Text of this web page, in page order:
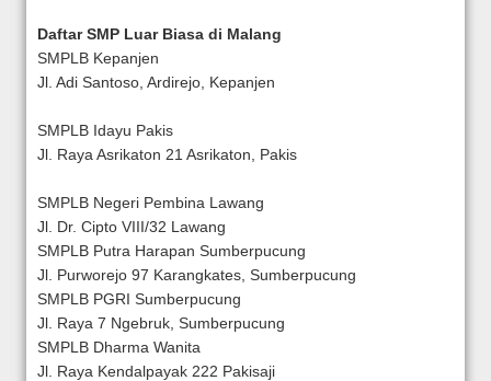
Daftar SMP Luar Biasa di Malang
SMPLB Kepanjen
Jl. Adi Santoso, Ardirejo, Kepanjen
SMPLB Idayu Pakis
Jl. Raya Asrikaton 21 Asrikaton, Pakis
SMPLB Negeri Pembina Lawang
Jl. Dr. Cipto VIII/32 Lawang
SMPLB Putra Harapan Sumberpucung
Jl. Purworejo 97 Karangkates, Sumberpucung
SMPLB PGRI Sumberpucung
Jl. Raya 7 Ngebruk, Sumberpucung
SMPLB Dharma Wanita
Jl. Raya Kendalpayak 222 Pakisaji